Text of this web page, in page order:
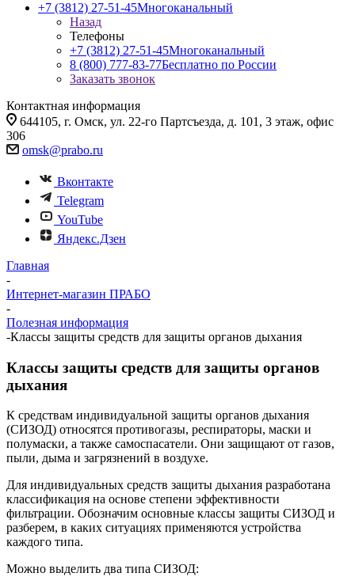
+7 (3812) 27-51-45Многоканальный
Назад
Телефоны
+7 (3812) 27-51-45Многоканальный
8 (800) 777-83-77Бесплатно по России
Заказать звонок
Контактная информация
644105, г. Омск, ул. 22-го Партсъезда, д. 101, 3 этаж, офис
306
omsk@prabo.ru
Вконтакте
Telegram
YouTube
Яндекс.Дзен
Главная
-
Интернет-магазин ПРАБО
-
Полезная информация
-Классы защиты средств для защиты органов дыхания
Классы защиты средств для защиты органов
дыхания
К средствам индивидуальной защиты органов дыхания
(СИЗОД) относятся противогазы, респираторы, маски и
полумаски, а также самоспасатели. Они защищают от газов,
пыли, дыма и загрязнений в воздухе.
Для индивидуальных средств защиты дыхания разработана
классификация на основе степени эффективности
фильтрации. Обозначим основные классы защиты СИЗОД и
разберем, в каких ситуациях применяются устройства
каждого типа.
Можно выделить два типа СИЗОД: